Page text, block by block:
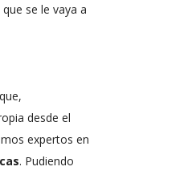
se le vaya a
desde el
expertos en
. Pudiendo